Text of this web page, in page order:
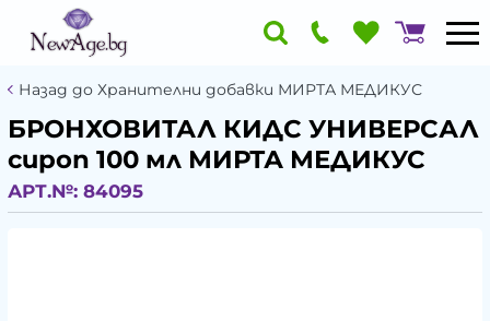
Назад до Хранителни добавки МИРТА МЕДИКУС
БРОНХОВИТАЛ КИДС УНИВЕРСАЛ
сироп 100 мл МИРТА МЕДИКУС
АРТ.№: 84095